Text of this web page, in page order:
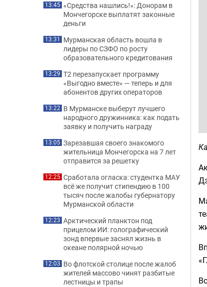
13:45 «Средства нашлись!»: Донорам в
Мончегорске выплатят законные
деньги
13:31 Мурманская область вошла в
лидеры по СЗФО по росту
образовательного кредитования
13:29 Т2 перезапускает программу
«Выгодно вместе» — теперь и для
абонентов других операторов
13:22 В Мурманске выберут лучшего
народного дружинника: как подать
заявку и получить награду
13:05 Зарезавшая своего знакомого
жительница Мончегорска на 7 лет
отправится за решетку
12:25 Сработала огласка: студентка МАУ
всё же получит стипендию в 100
тысяч после жалобы губернатору
Мурманской области
12:23 Арктический планктон под
прицелом ИИ: голографический
зонд впервые заснял жизнь в
океане полярной ночью
12:03 Во флотской столице после жалоб
жителей массово чинят разбитые
лестницы и трапы